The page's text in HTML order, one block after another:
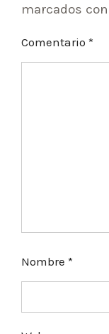
marcados con
Comentario *
Nombre *